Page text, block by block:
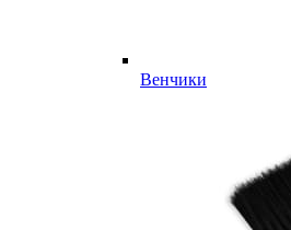
Венчики